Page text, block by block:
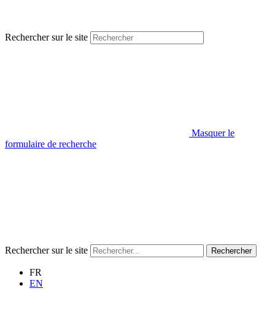
Rechercher sur le site
Masquer le
formulaire de recherche
Rechercher sur le site Rechercher
FR
EN